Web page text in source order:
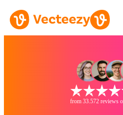
from 33.572 reviews